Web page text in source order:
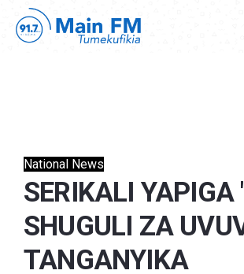
National News
SERIKALI YAPIGA
SHUGULI ZA
TANGANYIKA